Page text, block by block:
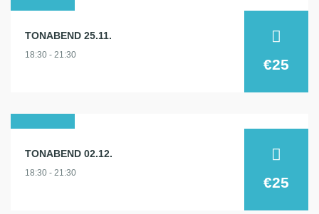
2026
TONABEND 25.11.
18:30 - 21:30
€25
2026
TONABEND 02.12.
18:30 - 21:30
€25